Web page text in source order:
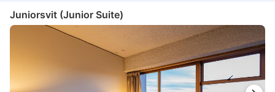
Juniorsvit (Junior Suite)